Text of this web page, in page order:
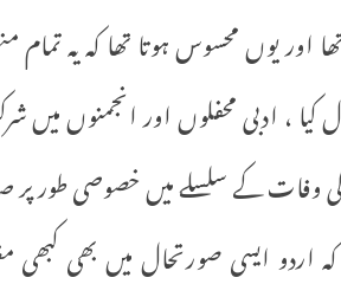
یوں محسوس ہوتا تھا کہ یہ تمام
، ادبی محفلوں اور انجمنوں میں
کے سلسلے میں خصوصی طور پر
ایسی صورتحال میں بھی کبھی